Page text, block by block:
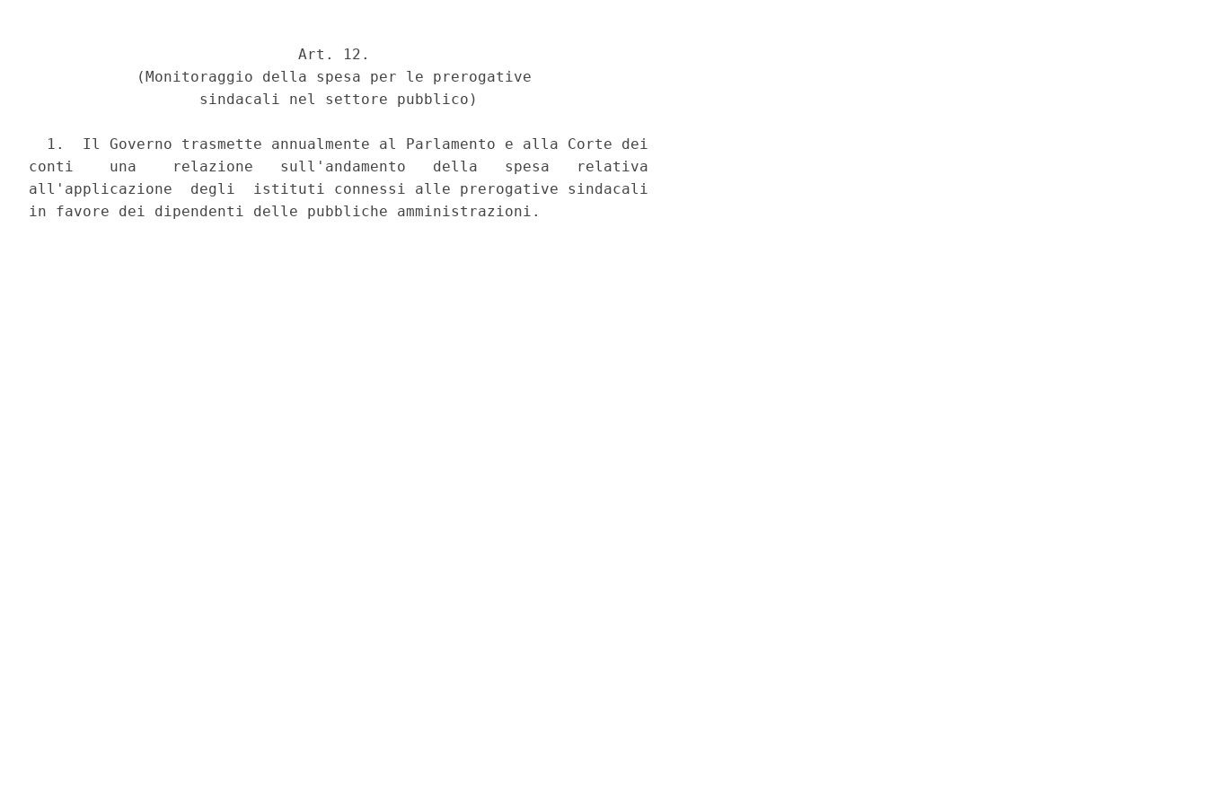
                              Art. 12.
            (Monitoraggio della spesa per le prerogative
                   sindacali nel settore pubblico)
  1.  Il Governo trasmette annualmente al Parlamento e alla Corte dei
conti    una    relazione   sull'andamento   della   spesa   relativa
all'applicazione  degli  istituti connessi alle prerogative sindacali